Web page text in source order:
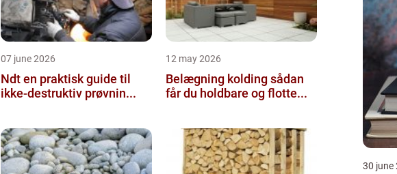
07 june 2026
Ndt en praktisk guide til
ikke-destruktiv prøvnin...
12 may 2026
Belægning kolding sådan
får du holdbare og flotte...
30 june